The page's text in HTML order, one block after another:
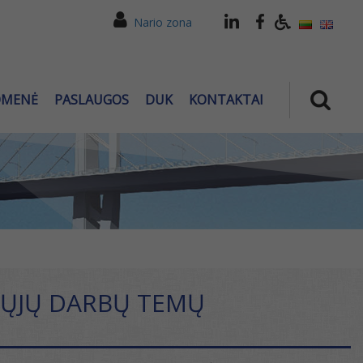
Nario zona
PASLAUGOS DUK KONTAKTAI
DARBŲ TEMŲ